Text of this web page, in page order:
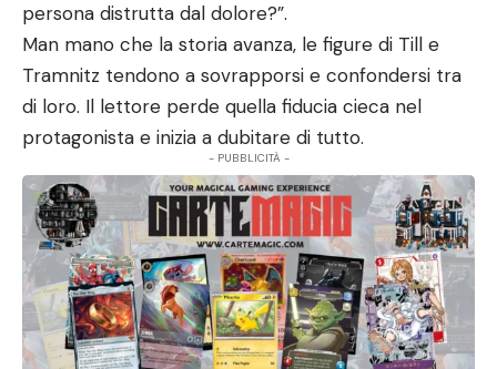
persona distrutta dal dolore?”.
Man mano che la storia avanza, le figure di Till e
Tramnitz tendono a sovrapporsi e confondersi tra
di loro. Il lettore perde quella fiducia cieca nel
protagonista e inizia a dubitare di tutto.
- PUBBLICITÀ -